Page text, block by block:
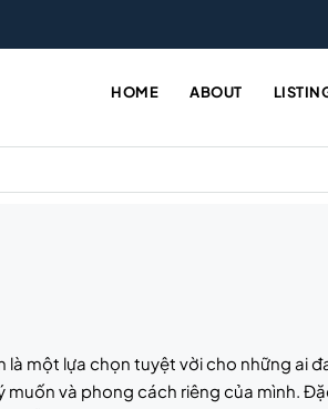
HOME ABOUT
là một lựa chọn tuyệt vời cho những
và phong cách riêng của mình.